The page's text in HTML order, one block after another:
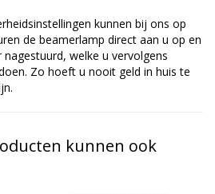
kunnen bij ons op
de beamerlamp direct aan u op en
welke u vervolgens
Zo hoeft u nooit geld in huis te
kunnen ook